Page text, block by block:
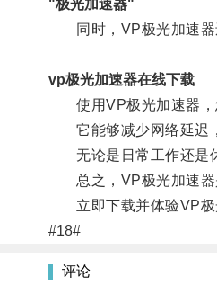
"极光加速器"
同时，VP极光加速器
vp极光加速器在线下载
使用VP极光加速器，
它能够减少网络延迟，
无论是日常工作还是休
总之，VP极光加速器
立即下载并体验VP极
#18#
评论